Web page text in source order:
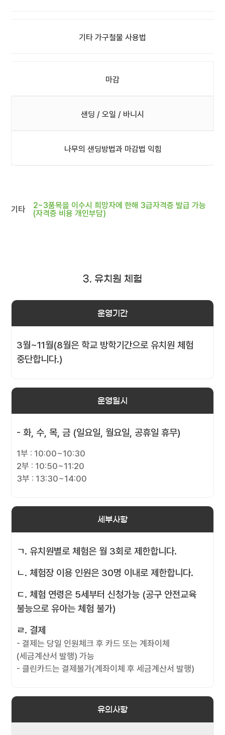
기타 가구철물 사용법
마감
샌딩 / 오일 / 바니시
나무의 샌딩방법과 마감법 익힘
기타
2~3품목을 이수시 희망자에 한해 3급자격증 발급 가능
(자격증 비용 개인부담)
3. 유치원 체험
운영기간
3월~11월(8월은 학교 방학기간으로 유치원 체험
중단합니다.)
운영일시
- 화, 수, 목, 금 (일요일, 월요일, 공휴일 휴무)
1부 : 10:00~10:30
2부 : 10:50~11:20
3부 : 13:30~14:00
세부사항
ㄱ. 유치원별로 체험은 월 3회로 제한합니다.
ㄴ. 체험장 이용 인원은 30명 이내로 제한합니다.
ㄷ. 체험 연령은 5세부터 신청가능 (공구 안전교육
불능으로 유아는 체험 불가)
ㄹ. 결제
- 결제는 당일 인원체크 후 카드 또는 계좌이체
(세금계산서 발행) 가능
- 클린카드는 결제불가(계좌이체 후 세금계산서 발행)
유의사항